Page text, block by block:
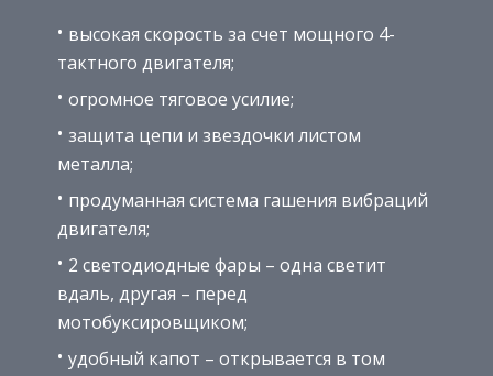
высокая скорость за счет мощного 4-
тактного двигателя;
огромное тяговое усилие;
защита цепи и звездочки листом
металла;
продуманная система гашения вибраций
двигателя;
2 светодиодные фары – одна светит
вдаль, другая – перед
мотобуксировщиком;
удобный капот – открывается в том